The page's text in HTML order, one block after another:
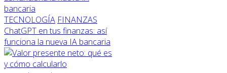
TECNOLOGÍA FINANZAS
ChatGPT en tus finanzas: así
funciona la nueva IA bancaria